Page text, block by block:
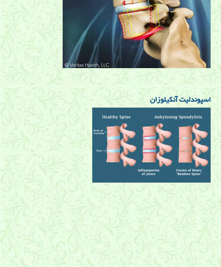
اسپوندلیت آنکیلوزان
درمان كمردرد و بیماریهای ستون فقرات
درمان كمردرد در شیراز, بیماری های ستون فقرات در شیراز, شيراز,
درمان کمردرد در شیراز, درد کمر در شیراز, درمان درد کمر در شیراز,
درمان دیسک کمر در شیراز, درمان ساییدگی کمر در شیراز, درمان
آرتروز مهره های کمری در شیراز, لیزر درمانی در شیراز, درمان کمردرد,
لیزر درمانی در شیراز ,کمردرد در شیراز